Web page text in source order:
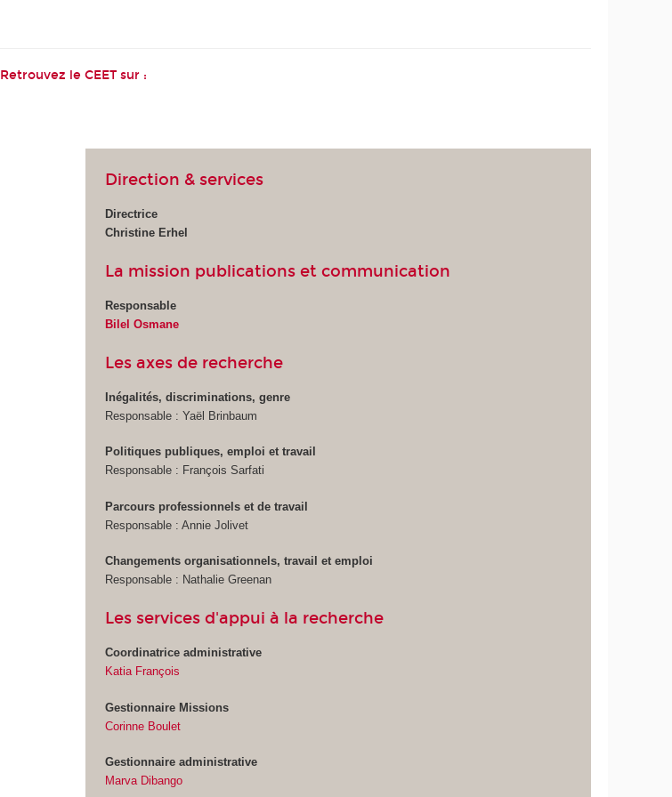
Retrouvez le CEET sur :
Direction & services
Directrice
Christine Erhel
La mission publications et communication
Responsable
Bilel Osmane
Les axes de recherche
Inégalités, discriminations, genre
Responsable : Yaël Brinbaum
Politiques publiques, emploi et travail
Responsable : François Sarfati
Parcours professionnels et de travail
Responsable : Annie Jolivet
Changements organisationnels, travail et emploi
Responsable : Nathalie Greenan
Les services d'appui à la recherche
Coordinatrice administrative
Katia François
Gestionnaire Missions
Corinne Boulet
Gestionnaire administrative
Marva Dibango